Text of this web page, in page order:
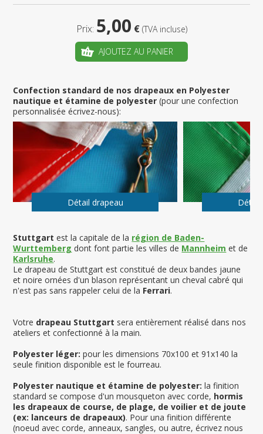
Stuttgartest la capitale de la région de Baden-
Wurttemberg dont font partie les villes de Mannheim et de
Karlsruhe.
Le drapeau de Stuttgart est constitué de deux bandes jaune
et noire ornées d'un blason représentant un cheval cabré qui
n'est pas sans rappeler celui de la Ferrari.
Votre drapeau Stuttgart sera entièrement réalisé dans nos
ateliers et confectionné à la main.
Polyester léger: pour les dimensions 70x100 et 91x140 la
seule finition disponible est le fourreau.
Polyester nautique et étamine de polyester: la finition
standard se compose d'un mousqueton avec corde, hormis
les drapeaux de course, de plage, de voilier et de joute
(ex: lanceurs de drapeaux). Pour una finition différente
(noeud avec corde, anneaux, sangles, ou autre, écrivez nous
Prix: 5,00 € (TVA incluse)
AJOUTEZ AU PANIER
Confection standard de nos drapeaux en Polyester
nautique et étamine de polyester(pour une confection
personnalisée écrivez-nous):
Détail drapeau Détail